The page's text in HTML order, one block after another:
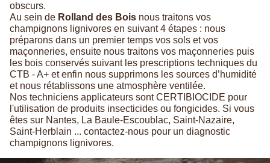
obscurs.
Au sein de Rolland des Bois nous traitons vos
champignons lignivores en suivant 4 étapes : nous
préparons dans un premier temps vos sols et vos
maçonneries, ensuite nous traitons vos maçonneries puis
les bois conservés suivant les prescriptions techniques du
CTB - A+ et enfin nous supprimons les sources d’humidité
et nous rétablissons une atmosphère ventilée.
Nos techniciens applicateurs sont CERTIBIOCIDE pour
l'utilisation de produits insecticides ou fongicides. Si vous
êtes sur Nantes, La Baule-Escoublac, Saint-Nazaire,
Saint-Herblain ... contactez-nous pour un diagnostic
champignons lignivores.